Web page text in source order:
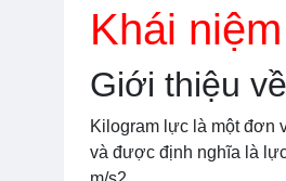
Khái
Giới thiệu
Kilogram lực là một đơn
và được định nghĩa là